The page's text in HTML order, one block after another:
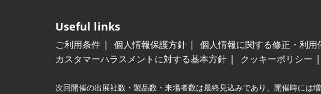
Useful links
ご利用条件 個人情報保護方針 個人情報に関する修正・利用
カスタマーハラスメントに対する基本方針
クッキーポリシー
次回開催の出展社数・製品数・来場者数は最終見込みであり、開催時には増